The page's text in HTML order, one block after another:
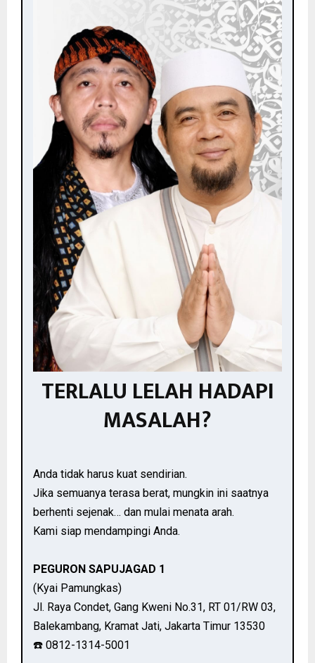
TERLALU LELAH HADAPI
MASALAH?
Anda tidak harus kuat sendirian.
Jika semuanya terasa berat, mungkin ini saatnya
berhenti sejenak… dan mulai menata arah.
Kami siap mendampingi Anda.
PEGURON SAPUJAGAD 1
(Kyai Pamungkas)
Jl. Raya Condet, Gang Kweni No.31, RT 01/RW 03,
Balekambang, Kramat Jati, Jakarta Timur 13530
☎️ 0812-1314-5001